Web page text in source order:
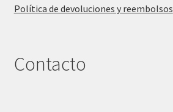
Política de devoluciones y reembolsos
Contacto